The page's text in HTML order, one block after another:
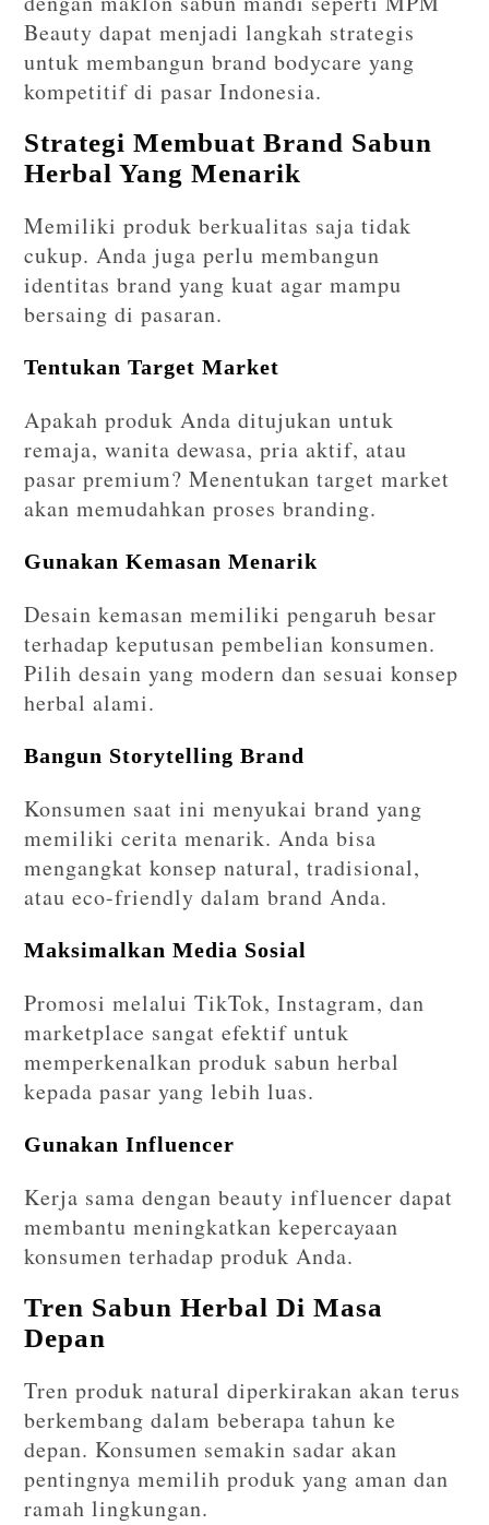
Beauty dapat menjadi langkah strategis
untuk membangun brand bodycare yang
kompetitif di pasar Indonesia.
Strategi Membuat Brand Sabun
Herbal Yang Menarik
Memiliki produk berkualitas saja tidak
cukup. Anda juga perlu membangun
identitas brand yang kuat agar mampu
bersaing di pasaran.
Tentukan Target Market
Apakah produk Anda ditujukan untuk
remaja, wanita dewasa, pria aktif, atau
pasar premium? Menentukan target market
akan memudahkan proses branding.
Gunakan Kemasan Menarik
Desain kemasan memiliki pengaruh besar
terhadap keputusan pembelian konsumen.
Pilih desain yang modern dan sesuai konsep
herbal alami.
Bangun Storytelling Brand
Konsumen saat ini menyukai brand yang
memiliki cerita menarik. Anda bisa
mengangkat konsep natural, tradisional,
atau eco-friendly dalam brand Anda.
Maksimalkan Media Sosial
Promosi melalui TikTok, Instagram, dan
marketplace sangat efektif untuk
memperkenalkan produk sabun herbal
kepada pasar yang lebih luas.
Gunakan Influencer
Kerja sama dengan beauty influencer dapat
membantu meningkatkan kepercayaan
konsumen terhadap produk Anda.
Tren Sabun Herbal Di Masa
Depan
Tren produk natural diperkirakan akan terus
berkembang dalam beberapa tahun ke
depan. Konsumen semakin sadar akan
pentingnya memilih produk yang aman dan
ramah lingkungan.